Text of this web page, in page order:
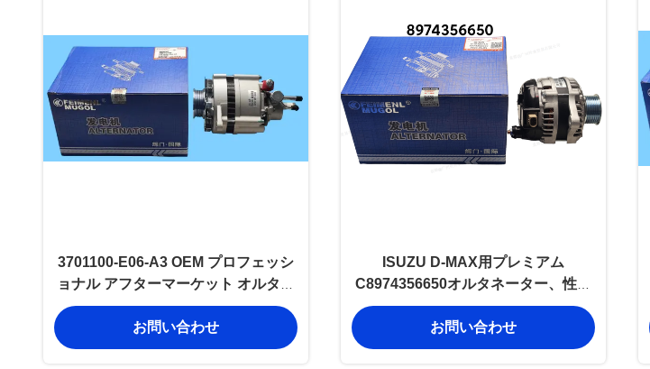
3701100-E06-A3 OEM プロフェッシ
ョナル アフターマーケット オルタネ
ーター JFB190-041 グレートウォー
ル ウィングル 5 2.8TC 交換用
お問い合わせ
ISUZU D-MAX用プレミアム
C8974356650オルタネーター、性能
と耐久性を追求して製造。
お問い合わせ